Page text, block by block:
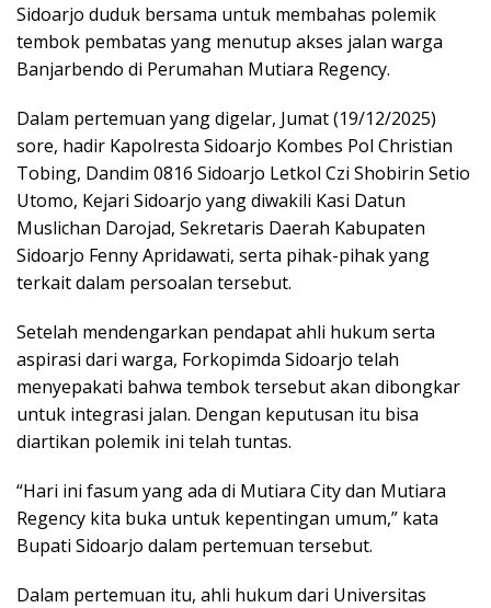
Sidoarjo duduk bersama untuk membahas polemik
tembok pembatas yang menutup akses jalan warga
Banjarbendo di Perumahan Mutiara Regency.
Dalam pertemuan yang digelar, Jumat (19/12/2025)
sore, hadir Kapolresta Sidoarjo Kombes Pol Christian
Tobing, Dandim 0816 Sidoarjo Letkol Czi Shobirin Setio
Utomo, Kejari Sidoarjo yang diwakili Kasi Datun
Muslichan Darojad, Sekretaris Daerah Kabupaten
Sidoarjo Fenny Apridawati, serta pihak-pihak yang
terkait dalam persoalan tersebut.
Setelah mendengarkan pendapat ahli hukum serta
aspirasi dari warga, Forkopimda Sidoarjo telah
menyepakati bahwa tembok tersebut akan dibongkar
untuk integrasi jalan. Dengan keputusan itu bisa
diartikan polemik ini telah tuntas.
“Hari ini fasum yang ada di Mutiara City dan Mutiara
Regency kita buka untuk kepentingan umum,” kata
Bupati Sidoarjo dalam pertemuan tersebut.
Dalam pertemuan itu, ahli hukum dari Universitas